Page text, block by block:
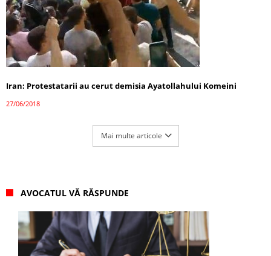
Iran: Protestatarii au cerut demisia Ayatollahului Komeini
27/06/2018
Mai multe articole
AVOCATUL VĂ RĂSPUNDE